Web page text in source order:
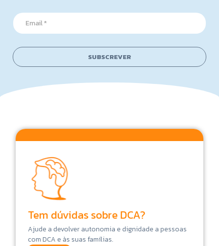
m
a
*
N
e
E
m
a
l
*
SUBSCREVER
Tem dúvidas sobre DCA?
Ajude a devolver autonomia e dignidade a pessoas
com DCA e às suas famílias.